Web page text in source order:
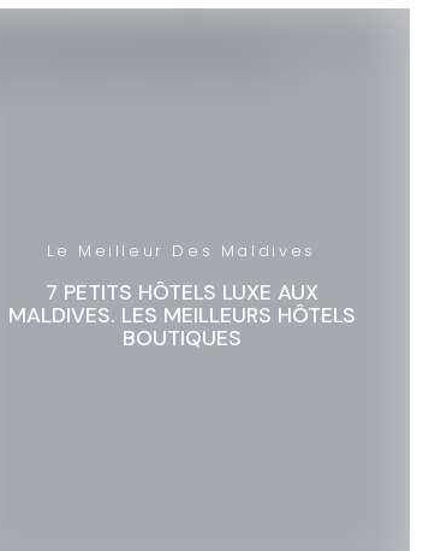
Le Meilleur Des Maldives
7 PETITS HÔTELS LUXE AUX
MALDIVES. LES MEILLEURS HÔTELS
BOUTIQUES